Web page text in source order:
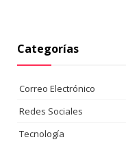
Categorías
Correo Electrónico
Redes Sociales
Tecnología